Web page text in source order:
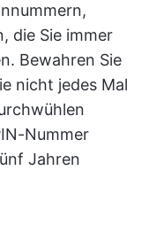
die Sie immer
Bewahren Sie
nicht jedes Mal
Nummer
Jahren